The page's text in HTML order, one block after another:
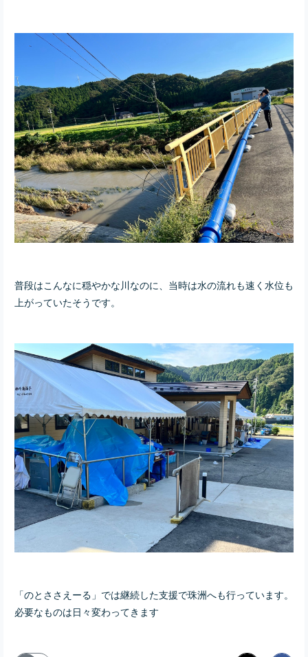
普段はこんなに穏やかな川なのに、当時は水の流れも速く水位も
上がっていたそうです。
「のとささえーる」では継続した支援で珠洲へも行っています。
必要なものは日々変わってきます